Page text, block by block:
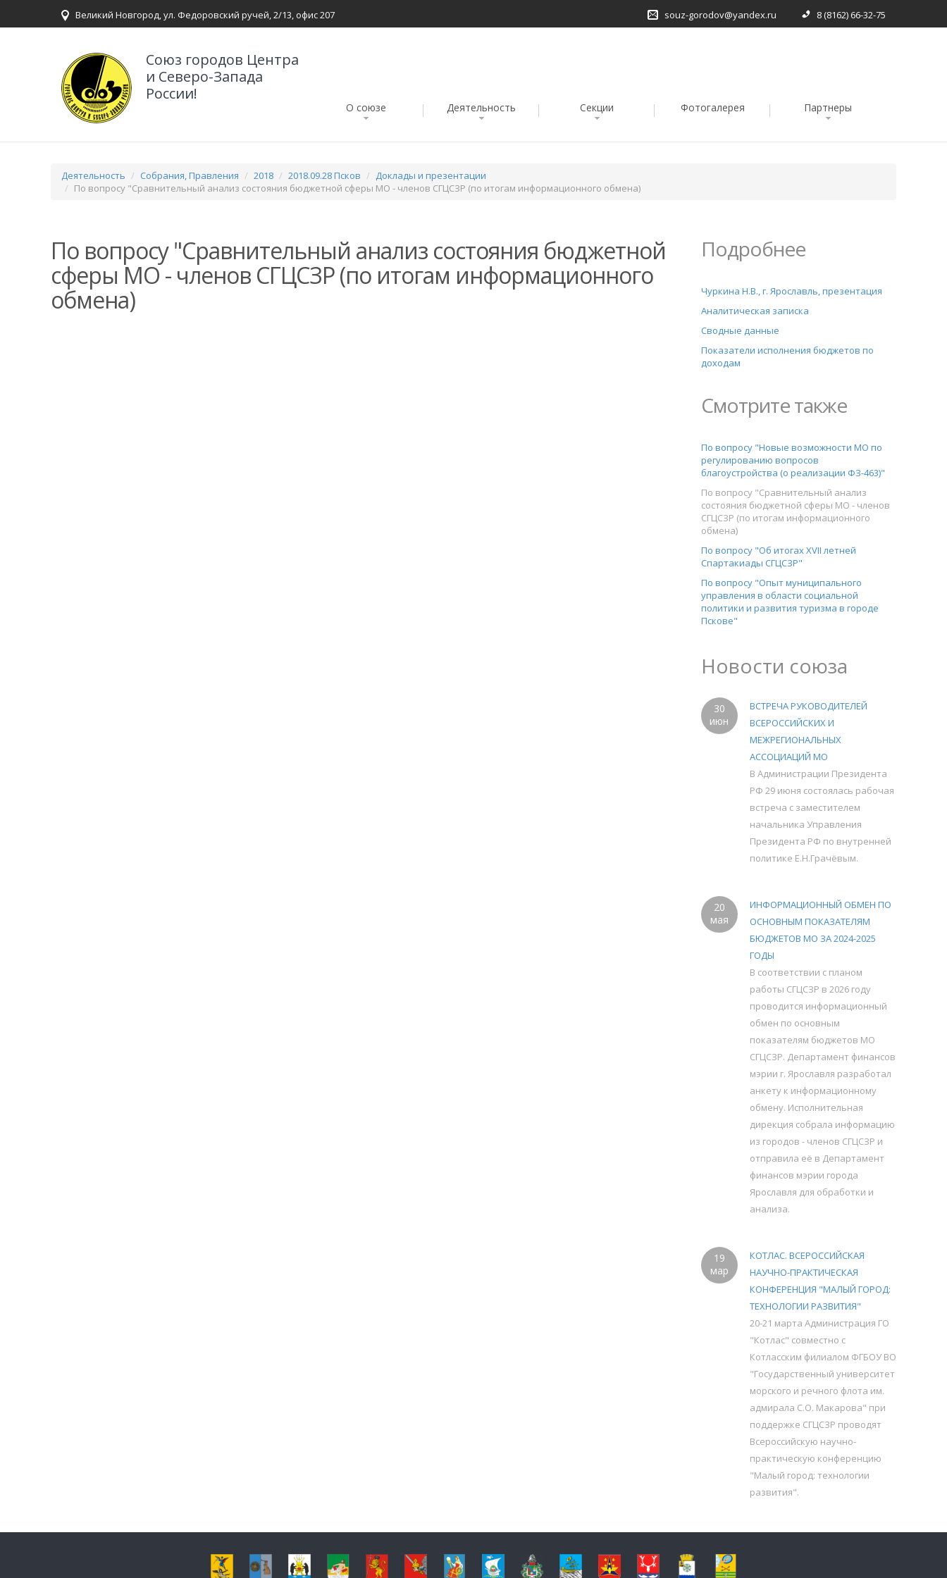
Великий Новгород, ул. Федоровский ручей, 2/13, офис 207 souz-gorodov@yandex.ru 8 (8162) 66-32-75
Союз городов Центра
и Северо-Запада
России!
О союзе Деятельность Секции Фотогалерея Партнеры
Деятельность Собрания, Правления 2018 2018.09.28 Псков
Доклады и презентации
По вопросу "Сравнительный анализ состояния бюджетной сферы МО - членов СГЦСЗР (по итогам информационного обмена)
По вопросу "Сравнительный анализ состояния бюджетной
сферы МО - членов СГЦСЗР (по итогам информационного
обмена)
Подробнее
Чуркина Н.В., г. Ярославль, презентация
Аналитическая записка
Сводные данные
Показатели исполнения бюджетов по
доходам
Смотрите также
По вопросу "Новые возможности МО по
регулированию вопросов
благоустройства (о реализации ФЗ-463)"
По вопросу "Сравнительный анализ
состояния бюджетной сферы МО - членов
СГЦСЗР (по итогам информационного
обмена)
По вопросу "Об итогах XVII летней
Спартакиады СГЦСЗР"
По вопросу "Опыт муниципального
управления в области социальной
политики и развития туризма в городе
Пскове"
Новости союза
30
июн
ВСТРЕЧА РУКОВОДИТЕЛЕЙ
ВСЕРОССИЙСКИХ И
МЕЖРЕГИОНАЛЬНЫХ
АССОЦИАЦИЙ МО
В Администрации Президента
РФ 29 июня состоялась рабочая
встреча с заместителем
начальника Управления
Президента РФ по внутренней
политике Е.Н.Грачёвым.
20
мая
ИНФОРМАЦИОННЫЙ ОБМЕН ПО
ОСНОВНЫМ ПОКАЗАТЕЛЯМ
БЮДЖЕТОВ МО ЗА 2024-2025
ГОДЫ
В соответствии с планом
работы СГЦСЗР в 2026 году
проводится информационный
обмен по основным
показателям бюджетов МО
СГЦСЗР. Департамент финансов
мэрии г. Ярославля разработал
анкету к информационному
обмену. Исполнительная
дирекция собрала информацию
из городов - членов СГЦСЗР и
отправила её в Департамент
финансов мэрии города
Ярославля для обработки и
анализа.
19
мар
КОТЛАС. ВСЕРОССИЙСКАЯ
НАУЧНО-ПРАКТИЧЕСКАЯ
КОНФЕРЕНЦИЯ "МАЛЫЙ ГОРОД:
ТЕХНОЛОГИИ РАЗВИТИЯ"
20-21 марта Администрация ГО
"Котлас" совместно с
Котласским филиалом ФГБОУ ВО
"Государственный университет
морского и речного флота им.
адмирала С.О. Макарова" при
поддержке СГЦСЗР проводят
Всероссийскую научно-
практическую конференцию
"Малый город: технологии
развития".